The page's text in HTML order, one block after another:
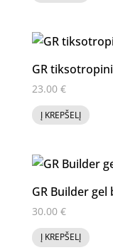
GR
23.00 €
Į KREPŠELĮ
GR Builder gel
30.00 €
Į KREPŠELĮ